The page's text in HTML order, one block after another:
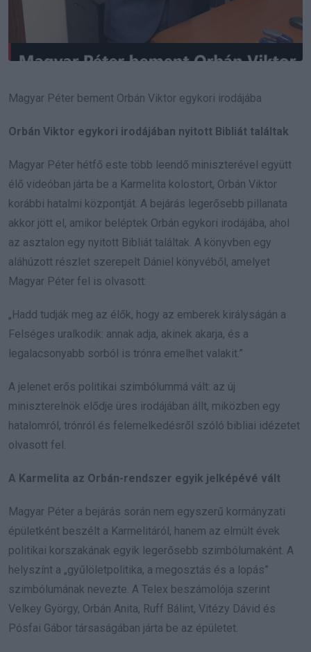
Magyar Péter bement Orbán Viktor egykori irodájába
Orbán Viktor egykori irodájában nyitott Bibliát találtak
Magyar Péter hétfő este több leendő miniszterével együtt
élő videóban járta be a Karmelita kolostort, Orbán Viktor
korábbi hatalmi központját. A bejárás legerősebb pillanata
akkor jött el, amikor beléptek Orbán egykori irodájába, ahol
az asztalon egy nyitott Bibliát találtak. A könyvben egy
aláhúzott részlet szerepelt Dániel könyvéből, amelyet
Magyar Péter fel is olvasott:
„Hadd tudják meg az élők, hogy az emberek királyságán a
Felséges uralkodik: annak adja, akinek akarja, és a
legalacsonyabb sorból is trónra emelhet valakit.”
A jelenet erős politikai szimbólummá vált: az új
miniszterelnök elődje üres irodájában állt, miközben egy
hatalomról, trónról és felemelkedésről szóló bibliai idézetet
olvasott fel.
A Karmelita az Orbán-rendszer egyik jelképévé vált
Magyar Péter a bejárás során nem egyszerű kormányzati
épületként beszélt a Karmelitáról, hanem az elmúlt évek
politikai korszakának egyik legerősebb szimbólumaként. A
helyszínt a „gyűlöletpolitika, a megosztás és a lopás”
szimbólumának nevezte. A Telex beszámolója szerint
Velkey György, Orbán Anita, Ruff Bálint, Vitézy Dávid és
Pósfai Gábor társaságában járta be az épületet.